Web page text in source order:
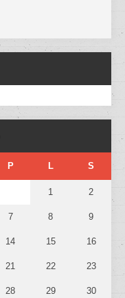
P L S
1 2
7 8 9
14 15 16
21 22 23
28 29 30